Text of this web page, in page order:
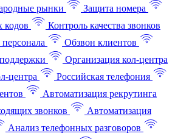
рынки
Защита номера
кодов
Контроль качества звонков
Обзвон клиентов
Организация кол-центра
центра
Российская телефония
Автоматизация рекрутинга
звонков
Автоматизация
Анализ телефонных разговоров